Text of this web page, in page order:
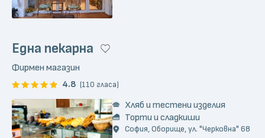
Една пекарна
Фирмен магазин
4.8 (110 гласа)
Хляб и тестени изделия
Торти и сладкиши
София, Оборище, ул. "Черковна" 68